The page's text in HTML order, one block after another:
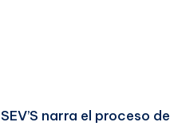
SEV’S narra el proceso de